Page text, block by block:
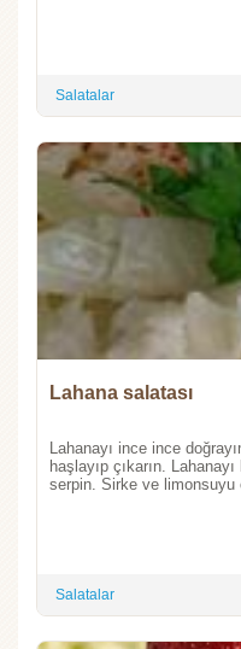
Salatalar
Lahana salatası
Lahanayı ince ince
haşlayıp çıkarın.
serpin. Sirke ve limonsuyu
Salatalar